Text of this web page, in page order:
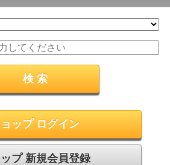
ップ ログイン
プ 新規会員登録